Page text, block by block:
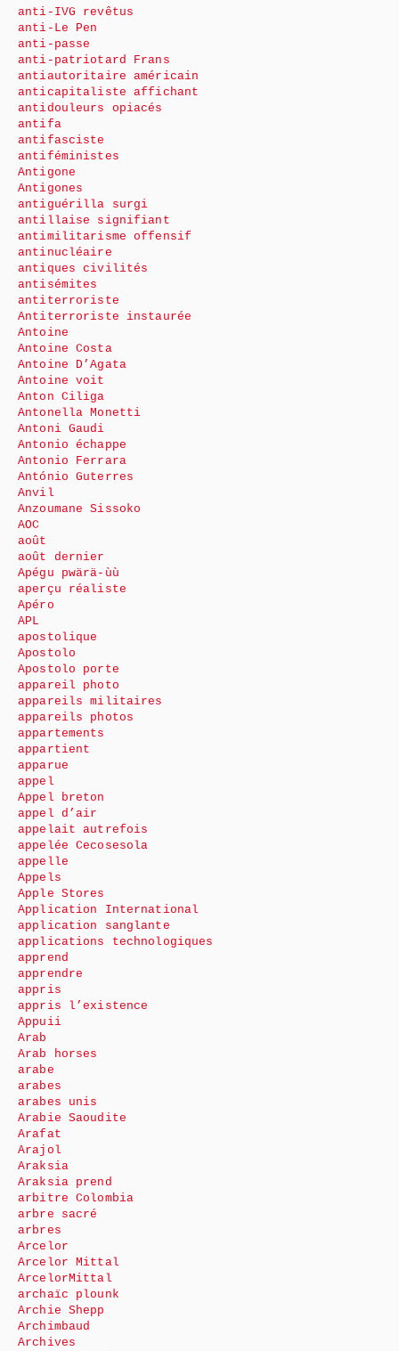
anti-IVG revêtus
anti-Le Pen
anti-passe
anti-patriotard Frans
antiautoritaire américain
anticapitaliste affichant
antidouleurs opiacés
antifa
antifasciste
antiféministes
Antigone
Antigones
antiguérilla surgi
antillaise signifiant
antimilitarisme offensif
antinucléaire
antiques civilités
antisémites
antiterroriste
Antiterroriste instaurée
Antoine
Antoine Costa
Antoine D’Agata
Antoine voit
Anton Ciliga
Antonella Monetti
Antoni Gaudi
Antonio échappe
Antonio Ferrara
António Guterres
Anvil
Anzoumane Sissoko
AOC
août
août dernier
Apégu pwärä-ùù
aperçu réaliste
Apéro
APL
apostolique
Apostolo
Apostolo porte
appareil photo
appareils militaires
appareils photos
appartements
appartient
apparue
appel
Appel breton
appel d’air
appelait autrefois
appelée Cecosesola
appelle
Appels
Apple Stores
Application International
application sanglante
applications technologiques
apprend
apprendre
appris
appris l’existence
Appuii
Arab
Arab horses
arabe
arabes
arabes unis
Arabie Saoudite
Arafat
Arajol
Araksia
Araksia prend
arbitre Colombia
arbre sacré
arbres
Arcelor
Arcelor Mittal
ArcelorMittal
archaïc plounk
Archie Shepp
Archimbaud
Archives